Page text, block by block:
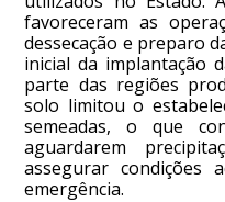
favoreceram as
dessecação e preparo
inicial da implantação
parte das regiões
solo limitou o
semeadas, o que
aguardarem
assegurar condições
emergência.